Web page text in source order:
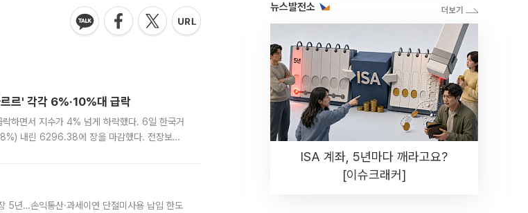
르' 각각 6%·10%대 급락
하면서 지수가 4% 넘게 하락했다. 6일 한국거
내린 6296.38에 장을 마감했다. 전장보다
5년…손익통산·과세이연 단절미사용 납입 한도
뉴스발전소
ISA 계좌, 5년마다 깨라고요?
[이슈크래커]